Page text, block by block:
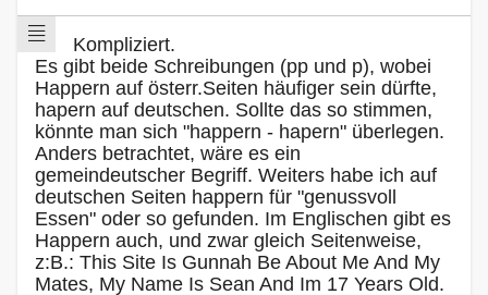
Kompliziert.
Es gibt beide Schreibungen (pp und p), wobei
Happern auf österr.Seiten häufiger sein dürfte,
hapern auf deutschen. Sollte das so stimmen,
könnte man sich "happern - hapern" überlegen.
Anders betrachtet, wäre es ein
gemeindeutscher Begriff. Weiters habe ich auf
deutschen Seiten happern für "genussvoll
Essen" oder so gefunden. Im Englischen gibt es
Happern auch, und zwar gleich Seitenweise,
z:B.: This Site Is Gunnah Be About Me And My
Mates, My Name Is Sean And Im 17 Years Old.